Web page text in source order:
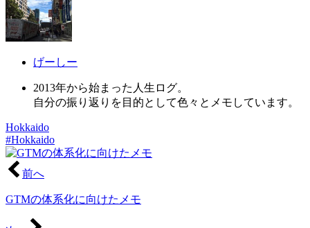
げーしー
2013年から始まった人生ログ。
自分の振り返りを目的として色々とメモしています。
Hokkaido
#Hokkaido
前へ
GTMの体系化に向けたメモ